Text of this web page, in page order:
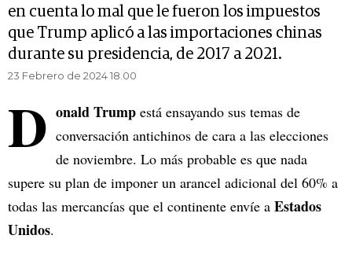
en cuenta lo mal que le fueron los impuestos
que Trump aplicó a las importaciones chinas
durante su presidencia, de 2017 a 2021.
23 Febrero de 2024 18.00
D onald Trump está ensayando sus temas de
conversación antichinos de cara a las elecciones
de noviembre. Lo más probable es que nada
supere su plan de imponer un arancel adicional del 60% a
todas las mercancías que el continente envíe a Estados
Unidos.